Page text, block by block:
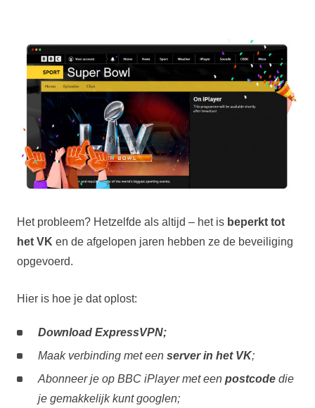
Het probleem? Hetzelfde als altijd – het is beperkt tot
het VK en de afgelopen jaren hebben ze de beveiliging
opgevoerd.
Hier is hoe je dat oplost:
Download ExpressVPN;
Maak verbinding met eenserver in het VK;
Abonneer je op BBC iPlayer met een postcodedie
je gemakkelijk kunt googlen;